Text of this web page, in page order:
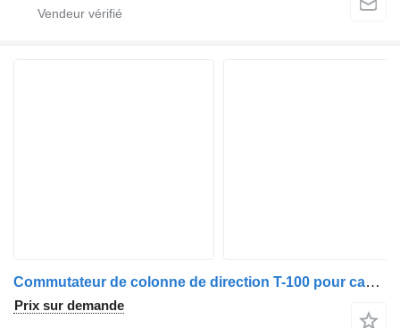
Commutateur de colonne de direction T-100 pour camion Nissan ATLEON | 00
Prix sur demande